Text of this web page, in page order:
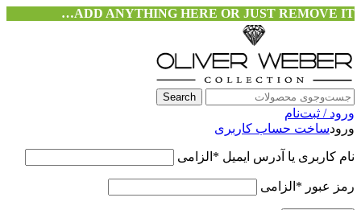
ADD ANYTHING HERE OR JUST REMOVE IT…
Search
ورود / ثبت‌نام
ورودساخت حساب کاربری
نام کاربری یا آدرس ایمیل * الزامی
رمز عبور * الزامی